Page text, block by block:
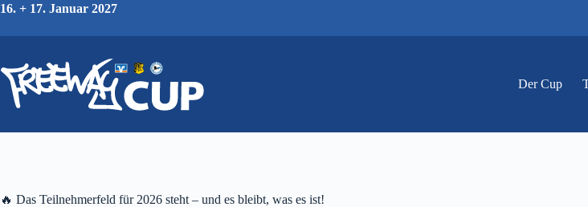
Zum
springen
16. + 17. Januar 2027
Der Cup
🔥 Das Teilnehmerfeld für 2026 steht – und es bleibt, was es ist!